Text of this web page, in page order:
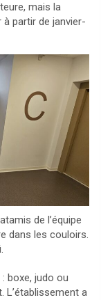
mais la
partir de janvier-
de l’équipe
dans les couloirs.
boxe, judo ou
L’établissement a